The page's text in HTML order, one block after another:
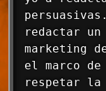
redactar un
marketing
el marco
respetar la